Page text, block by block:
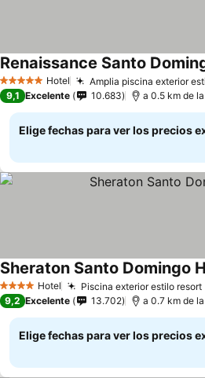
5 Estrellas Hotel Amplia piscina exterior
9,1 Excelente 10.683 a 0.5 km de
Elige fechas para ver los precios
4 EstrellasHotel Piscina exterior estilo resort
Sheraton Santo Domingo
9,2 Excelente 13.702 a 0.7 km de
Elige fechas para ver los precios